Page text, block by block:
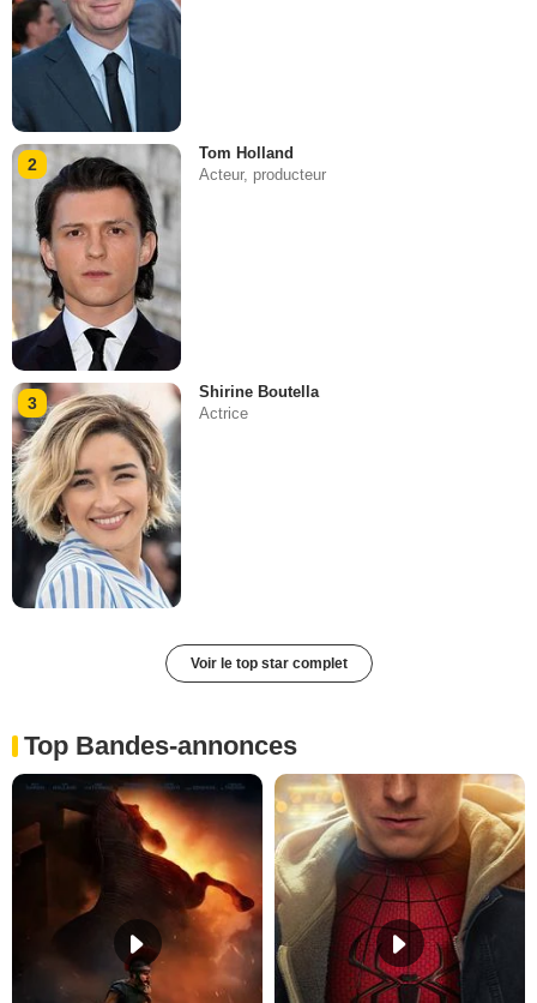
2
Tom Holland
Acteur, producteur
3
Shirine Boutella
Actrice
Voir le top star complet
Top Bandes-annonces